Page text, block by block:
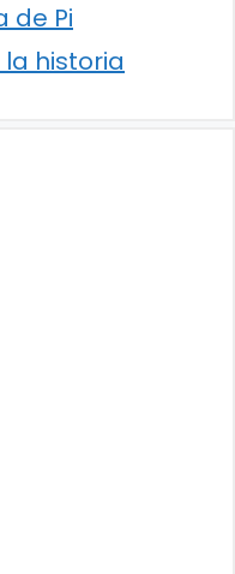
de Pi
historia